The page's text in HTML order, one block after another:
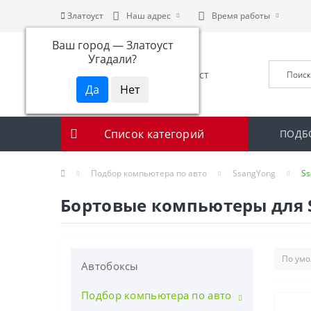
Златоуст
Ваш город —Златоуст
Угадали?
Наш адрес Время работы
Список категорий
Подбор компьютера по авто SsangYong
Бортовые компьютеры для
Автобоксы
Подбор компьютера по авто